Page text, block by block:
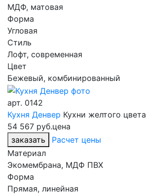
МДФ, матовая
Форма
Угловая
Стиль
Лофт, современная
Цвет
Бежевый, комбинированный
арт. 0142
Кухня Денвер Кухни желтого цвета
54 567 руб.цена
заказать
Расчет цены
Материал
Экомембрана, МДФ ПВХ
Форма
Прямая, линейная